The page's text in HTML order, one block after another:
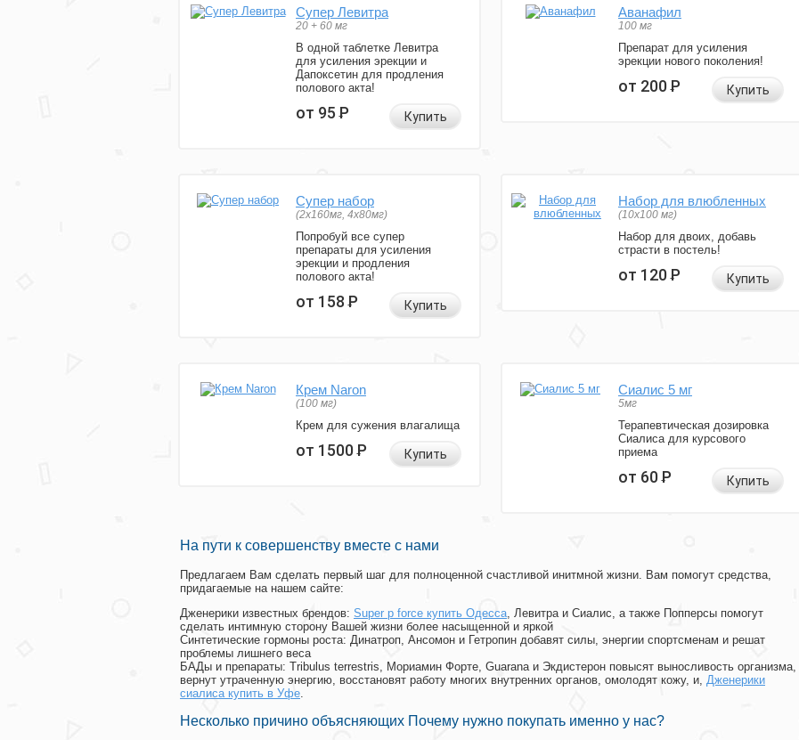
Супер Левитра
20 + 60 мг
В одной таблетке Левитра
для усиления эрекции и
Дапоксетин для продления
полового акта!
от 95Р Купить
Аванафил
100 мг
Препарат для усиления
эрекции нового поколения!
от 200Р Купить
Супер набор
(2х160мг, 4х80мг)
Попробуй все супер
препараты для усиления
эрекции и продления
полового акта!
от 158Р Купить
Набор для влюбленных
(10х100 мг)
Набор для двоих, добавь
страсти в постель!
от 120Р Купить
Крем Naron
(100 мг)
Крем для сужения влагалища
от 1500Р Купить
Сиалис 5 мг
5мг
Терапевтическая дозировка
Сиалиса для курсового
приема
от 60Р Купить
На пути к совершенству вместе с нами
Предлагаем Вам сделать первый шаг для полноценной счастливой инитмной жизни. Вам помогут средства,
придагаемые на нашем сайте:
Дженерики известных брендов: Super p force купить Одесса, Левитра и Сиалис, а также Попперсы помогут
сделать интимную сторону Вашей жизни более насыщенной и яркой
Синтетические гормоны роста: Динатроп, Ансомон и Гетропин добавят силы, энергии спортсменам и решат
проблемы лишнего веса
БАДы и препараты: Tribulus terrestris, Мориамин Форте, Guarana и Экдистерон повысят выносливость организма,
вернут утраченную энергию, восстановят работу многих внутренних органов, омолодят кожу, и, Дженерики
сиалиса купить в Уфе.
Несколько причино объясняющих Почему нужно покупать именно у нас?